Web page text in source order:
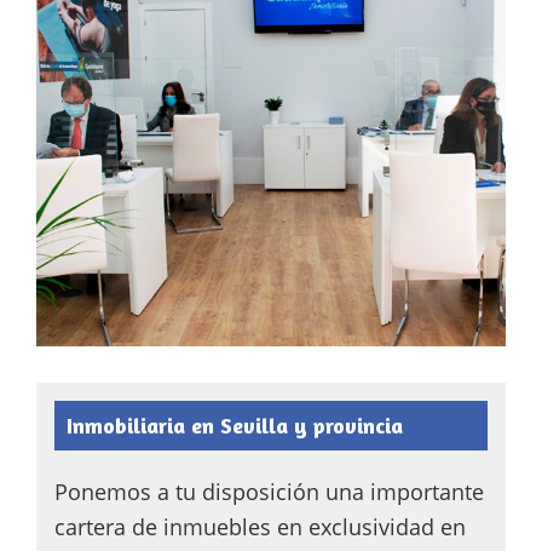
Inmobiliaria en Sevilla y provincia
Ponemos a tu disposición una importante
cartera de inmuebles en exclusividad en